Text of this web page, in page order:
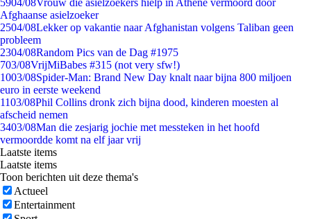
5904/08Vrouw die asielzoekers hielp in Athene vermoord door
Afghaanse asielzoeker
2504/08Lekker op vakantie naar Afghanistan volgens Taliban geen
probleem
2304/08Random Pics van de Dag #1975
703/08VrijMiBabes #315 (not very sfw!)
1003/08Spider-Man: Brand New Day knalt naar bijna 800 miljoen
euro in eerste weekend
1103/08Phil Collins dronk zich bijna dood, kinderen moesten al
afscheid nemen
3403/08Man die zesjarig jochie met messteken in het hoofd
vermoordde komt na elf jaar vrij
Laatste items
Laatste items
Toon berichten uit deze thema's
Actueel
Entertainment